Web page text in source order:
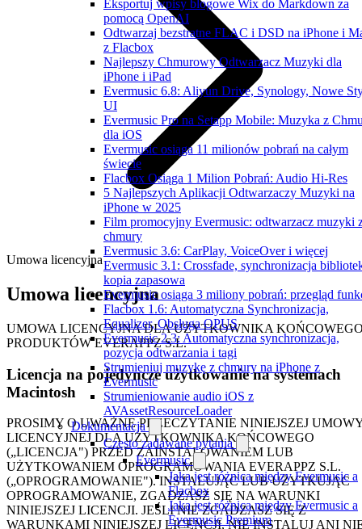
Eksportuj wpisy blogowe Wix do Markdown za
pomocą OpenAI
Odtwarzaj bezstratne FLAC i DSD na iPhone i
z Flacbox
Najlepszy Chmurowy Odtwarzacz Muzyki dla
iPhone i iPad
Evermusic 6.8: Aliyun Drive, Synology, Nowe
UI
Evermusic Pro na Setapp Mobile: Muzyka z
dla iOS
Evermusic osiąga 11 milionów pobrań na całym
świecie
Flacbox Osiąga 1 Milion Pobrań: Audio Hi-Res
5 Najlepszych Aplikacji Odtwarzaczy Muzyki na
iPhone w 2025
Film promocyjny Evermusic: odtwarzacz muzyki
chmury
Evermusic 3.6: CarPlay, VoiceOver i więcej
Evermusic 3.1: Crossfade, synchronizacja
kopia zapasowa
Evermusic osiąga 3 miliony pobrań: przegląd
Flacbox 1.6: Automatyczna Synchronizacja,
Equalizer, Obsługa OPUS
Evermusic 2.3: Automatyczna synchronizacja,
pozycja odtwarzania i tagi
Strumieniuj muzykę z chmury na iPhone z
Evermusic
Strumieniowanie audio iOS z
AVAssetResourceLoader
Dokumentacja
Często zadawane pytania
Evermusic
Jaka jest różnica między Evermusic a
Flacbox
Jaka jest różnica między Evermusic a
Evermusic Premium
Umowa licencyjna
Umowa licencyjna
UMOWA LICENCYJNA DLA UŻYTKOWNIKA
PRODUKTÓW EVERAPPZ S.L.
Licencja na pojedyncze użytkowanie na systemach
Macintosh
PROSIMY O UWAŻNE PRZECZYTANIE NINIEJSZEJ
LICENCYJNEJ DLA UŻYTKOWNIKA KOŃCOWEGO
(„LICENCJA") PRZED ZAINSTALOWANIEM LUB
UŻYTKOWANIEM OPROGRAMOWANIA EVERAPPZ S.L.
(„OPROGRAMOWANIE"). INSTALUJĄC LUB UŻYTKUJĄC
OPROGRAMOWANIE, ZGADZASZ SIĘ NA WARUNKI
NINIEJSZEJ LICENCJI. JEŚLI NIE ZGADZASZ SIĘ Z
WARUNKAMI NINIEJSZEJ LICENCJI, NIE INSTALUJ ANI